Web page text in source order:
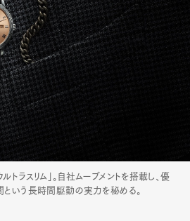
トラスリム」。自社ムーブメントを搭載し、優
という長時間駆動の実力を秘める。